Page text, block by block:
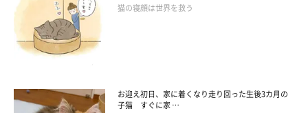
猫の寝顔は世界を救う
お迎え初日、家に着くなり走り回った生後3カ月の
子猫 すぐに家 …